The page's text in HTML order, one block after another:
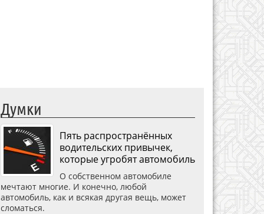
Думки
Пять распространённых
водительских привычек,
которые угробят автомобиль
О собственном автомобиле
мечтают многие. И конечно, любой
автомобиль, как и всякая другая вещь, может
сломаться.